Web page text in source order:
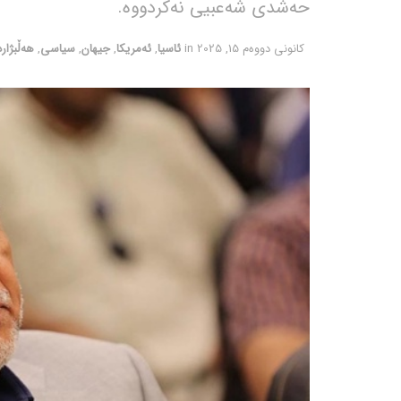
حەشدی شەعبیی نەکردووە.
كانونی دووه‌م 15, 2025 in ئاسیا,ئەمریکا,جیهان,سیاسی,